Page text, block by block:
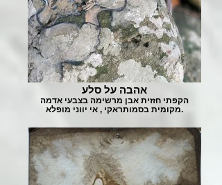
אהבה על סלע
הקפתי חזזית אבן מרשימה בצבעי אדמה
מקומית בסמותראקי , אי יווני מופלא.